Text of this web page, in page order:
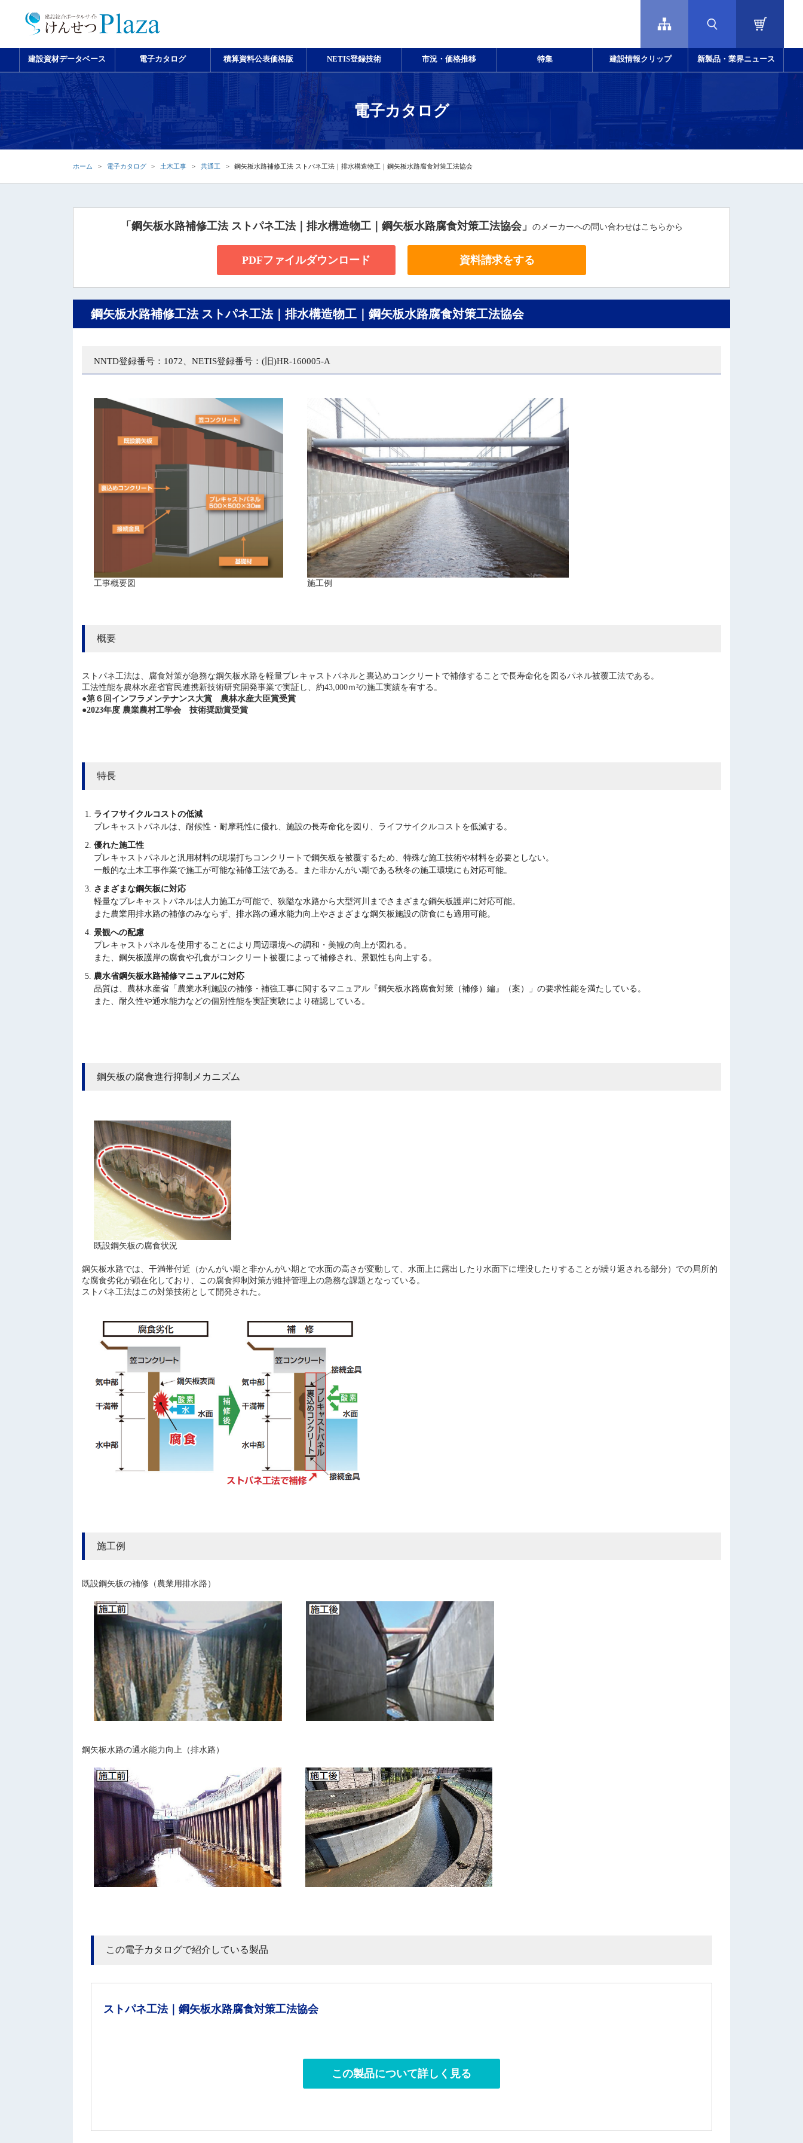
建設資材データベース 電子カタログ 積算資料公表価格版 NETIS登録技術 市況・価格推移 特集 建設情報クリップ 新製品・業界ニュース
電子カタログ
ホーム 電子カタログ 土木工事 共通工 鋼矢板水路補修工法 ストパネ工法｜排水構造物工｜鋼矢板水路腐食対策工法協会
「鋼矢板水路補修工法 ストパネ工法｜排水構造物工｜鋼矢板水路腐食対策工法協会」 のメーカーへの問い合わせはこちらから
PDFファイルダウンロード 資料請求をする
鋼矢板水路補修工法 ストパネ工法｜排水構造物工｜鋼矢板水路腐食対策工法協会
NNTD登録番号：1072、NETIS登録番号：(旧)HR-160005-A
工事概要図 施工例
概要
ストパネ工法は、腐食対策が急務な鋼矢板水路を軽量プレキャストパネルと裏込めコンクリートで補修することで長寿命化を図るパネル被覆工法である。
工法性能を農林水産省官民連携新技術研究開発事業で実証し、約43,000ｍ²の施工実績を有する。
●第６回インフラメンテナンス大賞 農林水産大臣賞受賞
●2023年度 農業農村工学会 技術奨励賞受賞
特長
ライフサイクルコストの低減
プレキャストパネルは、耐候性・耐摩耗性に優れ、施設の長寿命化を図り、ライフサイクルコストを低減する。
優れた施工性
プレキャストパネルと汎用材料の現場打ちコンクリートで鋼矢板を被覆するため、特殊な施工技術や材料を必要としない。
一般的な土木工事作業で施工が可能な補修工法である。また非かんがい期である秋冬の施工環境にも対応可能。
さまざまな鋼矢板に対応
軽量なプレキャストパネルは人力施工が可能で、狭隘な水路から大型河川までさまざまな鋼矢板護岸に対応可能。
また農業用排水路の補修のみならず、排水路の通水能力向上やさまざまな鋼矢板施設の防食にも適用可能。
景観への配慮
プレキャストパネルを使用することにより周辺環境への調和・美観の向上が図れる。
また、鋼矢板護岸の腐食や孔食がコンクリート被覆によって補修され、景観性も向上する。
農水省鋼矢板水路補修マニュアルに対応
品質は、農林水産省「農業水利施設の補修・補強工事に関するマニュアル『鋼矢板水路腐食対策（補修）編』（案）」の要求性能を満たしている。
また、耐久性や通水能力などの個別性能を実証実験により確認している。
鋼矢板の腐食進行抑制メカニズム
既設鋼矢板の腐食状況
鋼矢板水路では、干満帯付近（かんがい期と非かんがい期とで水面の高さが変動して、水面上に露出したり水面下に埋没したりすることが繰り返される部分）での局所的
な腐食劣化が顕在化しており、この腐食抑制対策が維持管理上の急務な課題となっている。
ストパネ工法はこの対策技術として開発された。
施工例
既設鋼矢板の補修（農業用排水路）
鋼矢板水路の通水能力向上（排水路）
この電子カタログで紹介している製品
ストパネ工法｜鋼矢板水路腐食対策工法協会
この製品について詳しく見る